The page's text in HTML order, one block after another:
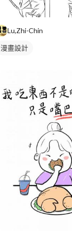
Lu,Zhi-Chin
漫畫設計